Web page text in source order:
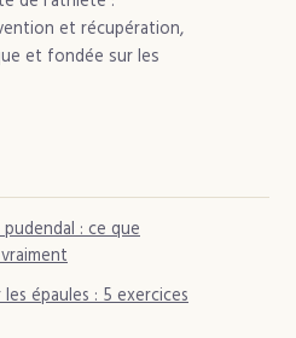
et récupération,
et fondée sur les
: ce que
épaules : 5 exercices